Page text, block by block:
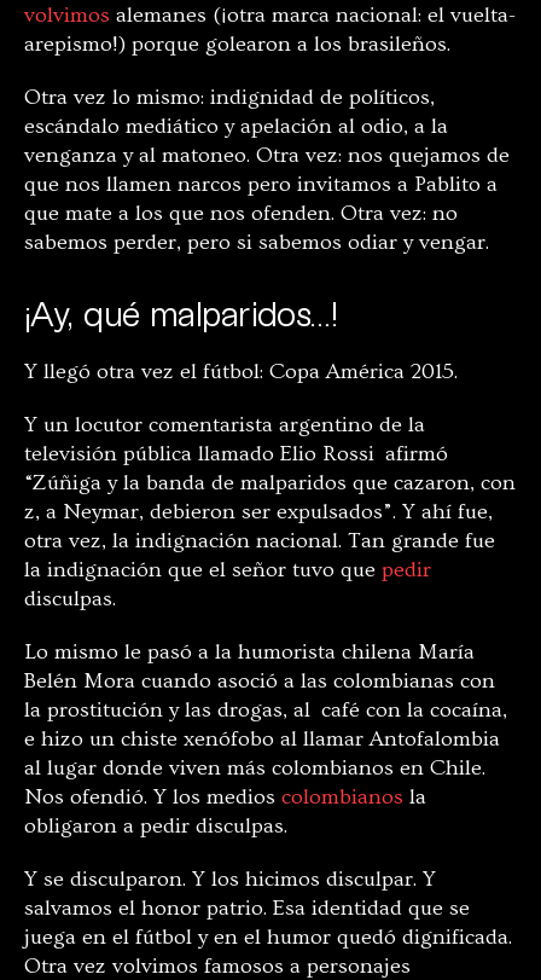
volvimos alemanes (¡otra marca nacional: el vuelta-
arepismo!) porque golearon a los brasileños.
Otra vez lo mismo: indignidad de políticos,
escándalo mediático y apelación al odio, a la
venganza y al matoneo. Otra vez: nos quejamos de
que nos llamen narcos pero invitamos a Pablito a
que mate a los que nos ofenden. Otra vez: no
sabemos perder, pero si sabemos odiar y vengar.
¡Ay, qué malparidos…!
Y llegó otra vez el fútbol: Copa América 2015.
Y un locutor comentarista argentino de la
televisión pública llamado Elio Rossi afirmó
“Zúñiga y la banda de malparidos que cazaron, con
z, a Neymar, debieron ser expulsados”. Y ahí fue,
otra vez, la indignación nacional. Tan grande fue
la indignación que el señor tuvo que pedir
disculpas.
Lo mismo le pasó a la humorista chilena María
Belén Mora cuando asoció a las colombianas con
la prostitución y las drogas, al café con la cocaína,
e hizo un chiste xenófobo al llamar Antofalombia
al lugar donde viven más colombianos en Chile.
Nos ofendió. Y los medios colombianos la
obligaron a pedir disculpas.
Y se disculparon. Y los hicimos disculpar. Y
salvamos el honor patrio. Esa identidad que se
juega en el fútbol y en el humor quedó dignificada.
Otra vez volvimos famosos a personajes